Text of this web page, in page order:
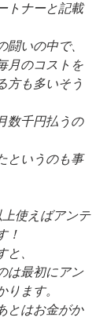
トナーと記載
闘いの中で、
月のコストを
方も多いそう
数千円払うの
というのも事
使えばアンテ
！
と、
は最初にアン
ります。
とはお金がか